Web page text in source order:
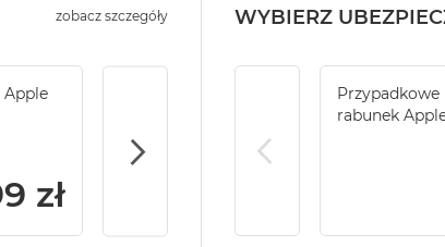
Apple
zł
Service Pack Gold - 2 lata ochrony
zobacz szczegóły WYBIERZ
Przypadkowe
rabunek